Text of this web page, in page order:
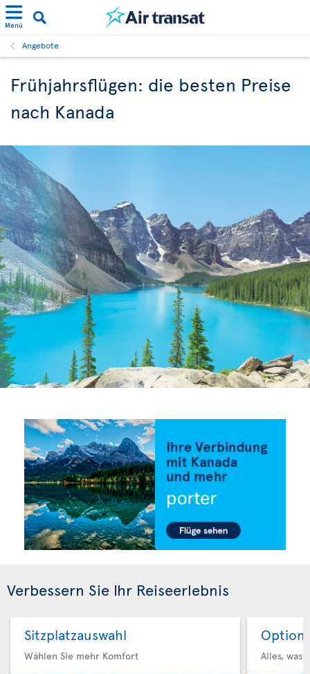
Menü
Angebote
Frühjahrsflügen: die besten Preise
nach Kanada
Verbessern Sie Ihr Reiseerlebnis
Sitzplatzauswahl
Wählen Sie mehr Komfort
Option
Alles, was